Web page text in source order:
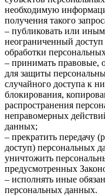
необходимую
получения такого
– публиковать или
неограниченный
обработки
– принимать правовые,
для защиты
случайного доступа к
блокирования,
распространения
неправомерных
данных;
– прекратить передачу
доступ) персональных
уничтожить
предусмотренных
– исполнять иные
персональных данных.